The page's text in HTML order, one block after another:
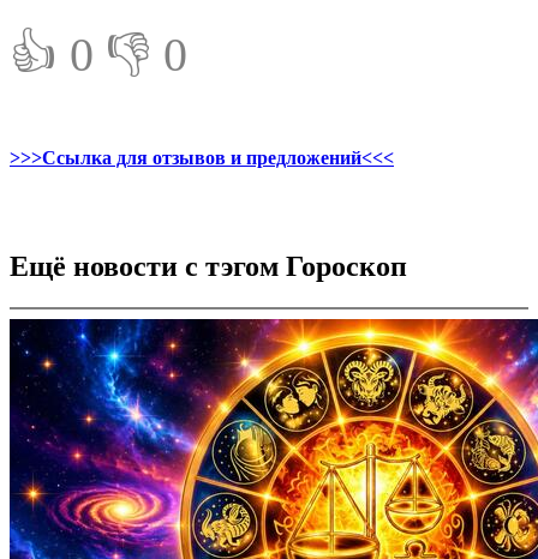
👍 0 👎 0
>>>Ссылка для отзывов и предложений<<<
Ещё новости с тэгом Гороскоп